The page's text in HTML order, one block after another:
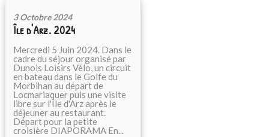
3 Octobre 2024
Île d'Arz. 2024
Mercredi 5 Juin 2024. Dans le
cadre du séjour organisé par
Dunois Loisirs Vélo, un circuit
en bateau dans le Golfe du
Morbihan au départ de
Locmariaquer puis une visite
libre sur l'Île d'Arz après le
déjeuner au restaurant.
Départ pour la petite
croisière DIAPORAMA En...